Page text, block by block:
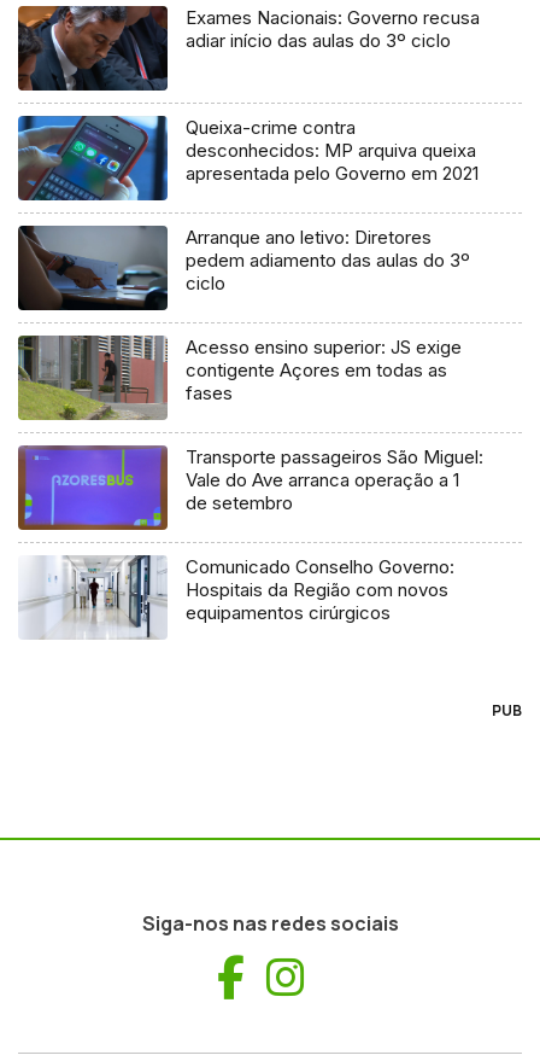
Exames Nacionais: Governo recusa
adiar início das aulas do 3º ciclo
Queixa-crime contra
desconhecidos: MP arquiva queixa
apresentada pelo Governo em 2021
Arranque ano letivo: Diretores
pedem adiamento das aulas do 3º
ciclo
Acesso ensino superior: JS exige
contigente Açores em todas as
fases
Transporte passageiros São Miguel:
Vale do Ave arranca operação a 1
de setembro
Comunicado Conselho Governo:
Hospitais da Região com novos
equipamentos cirúrgicos
PUB
Siga-nos nas redes sociais
Facebook